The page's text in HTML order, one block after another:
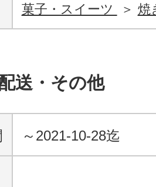
菓子・スイーツ 焼
送・その他
～2021-10-28迄